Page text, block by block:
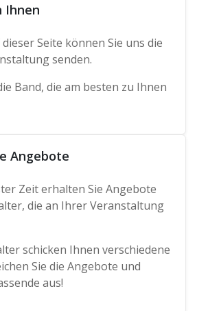
Ihnen
Seite können Sie uns die
senden.
Band, die am besten zu Ihnen
Angebote
Zeit erhalten Sie Angebote
die an Ihrer Veranstaltung
schicken Ihnen verschiedene
Sie die Angebote und
aus!